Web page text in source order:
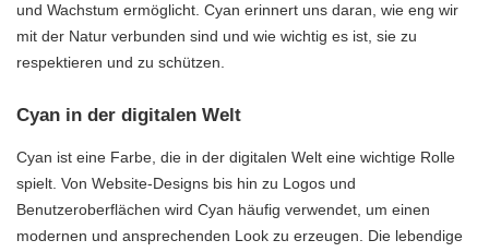
und Wachstum ermöglicht. Cyan erinnert uns daran, wie eng wir
mit der Natur verbunden sind und wie wichtig es ist, sie zu
respektieren und zu schützen.
Cyan in der digitalen Welt
Cyan ist eine Farbe, die in der digitalen Welt eine wichtige Rolle
spielt. Von Website-Designs bis hin zu Logos und
Benutzeroberflächen wird Cyan häufig verwendet, um einen
modernen und ansprechenden Look zu erzeugen. Die lebendige